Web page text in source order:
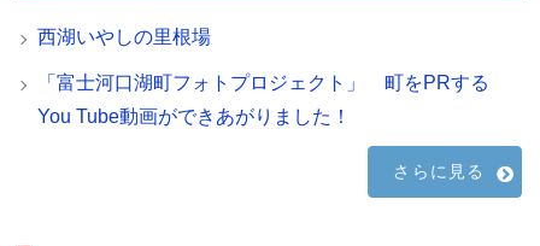
西湖いやしの里根場
「富士河口湖町フォトプロジェクト」 町をPRする
You Tube動画ができあがりました！
さらに見る